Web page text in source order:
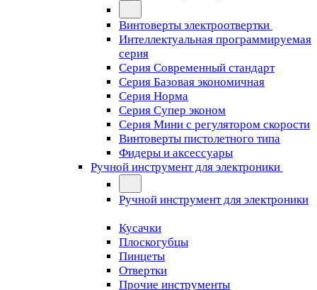
Винтоверты электроотвертки
Интеллектуальная программируемая
серия
Серия Современный стандарт
Серия Базовая экономичная
Серия Норма
Серия Cупер эконом
Серия Мини с регулятором скорости
Винтоверты пистолетного типа
Фидеры и аксессуары
Ручной инструмент для электроники
Ручной инструмент для электроники
Кусачки
Плоскогубцы
Пинцеты
Отвертки
Прочие инструменты